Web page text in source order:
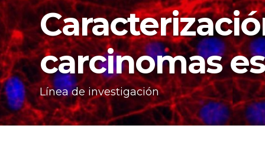
Buscar
carcinomas
Línea de investigación